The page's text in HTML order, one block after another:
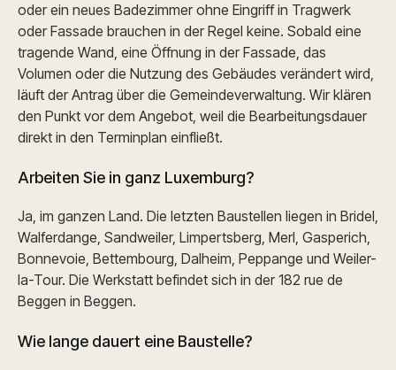
oder ein neues Badezimmer ohne Eingriff in Tragwerk
oder Fassade brauchen in der Regel keine. Sobald eine
tragende Wand, eine Öffnung in der Fassade, das
Volumen oder die Nutzung des Gebäudes verändert wird,
läuft der Antrag über die Gemeindeverwaltung. Wir klären
den Punkt vor dem Angebot, weil die Bearbeitungsdauer
direkt in den Terminplan einfließt.
Arbeiten Sie in ganz Luxemburg?
Ja, im ganzen Land. Die letzten Baustellen liegen in Bridel,
Walferdange, Sandweiler, Limpertsberg, Merl, Gasperich,
Bonnevoie, Bettembourg, Dalheim, Peppange und Weiler-
la-Tour. Die Werkstatt befindet sich in der 182 rue de
Beggen in Beggen.
Wie lange dauert eine Baustelle?